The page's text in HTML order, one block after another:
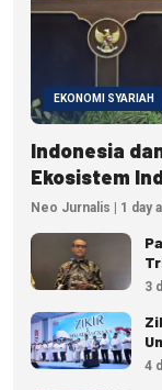
EKONOMI SYARIAH
Indonesia
Ekosistem
Neo Jurnalis | 1 day
3
4